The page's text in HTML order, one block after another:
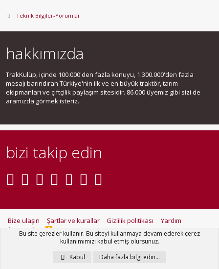
Teknik Bilgiler-Yorumlar
hakkımızda
TrakKulüp, içinde 100.000'den fazla konuyu, 1.300.000'den fazla
mesajı barındıran Türkiye'nin ilk ve en büyük traktör, tarım
ekipmanları ve çiftçilik paylaşım sitesidir. 86.000 üyemiz gibi sizi de
aramızda görmek isteriz.
bizi takip edin
Bize ulaşın Şartlar ve kurallar Gizlilik politikası
Yardım
Ana sayfa
R
S
Metro Theme for XenForo by
PixelGoose Studio
Bu site çerezler kullanır. Bu siteyi kullanmaya devam ederek çerez
kullanımımızı kabul etmiş olursunuz.
Kabul
Daha fazla bilgi edin…